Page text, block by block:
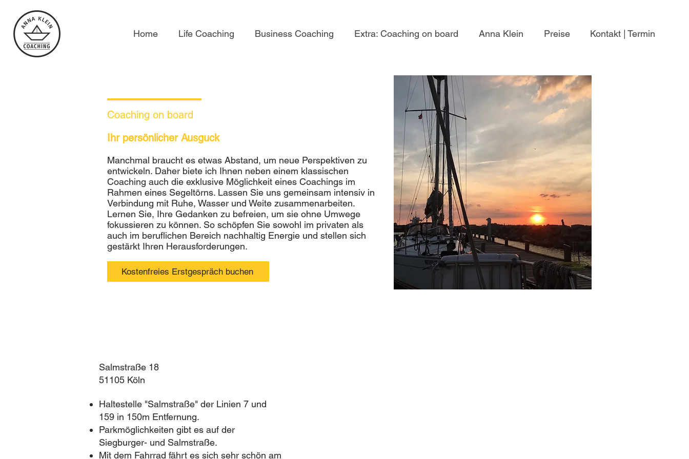
Home Life Coaching Business Coaching Extra: Coaching on board Anna Klein Preise Kontakt | Termin
Coaching on board
Ihr persönlicher Ausguck
Manchmal braucht es etwas Abstand, um neue Perspektiven zu
entwickeln. Daher biete ich Ihnen neben einem klassischen
Coaching auch die exklusive Möglichkeit eines Coachings im
Rahmen eines Segeltörns. Lassen Sie uns gemeinsam intensiv in
Verbindung mit Ruhe, Wasser und Weite zusammenarbeiten.
Lernen Sie, Ihre Gedanken zu befreien, um sie ohne Umwege
fokussieren zu können. So schöpfen Sie sowohl im privaten als
auch im beruflichen Bereich nachhaltig Energie und stellen sich
gestärkt Ihren Herausforderungen.
Kostenfreies Erstgespräch buchen
Salmstraße 18
51105 Köln
Haltestelle "Salmstraße" der Linien 7 und
159 in 150m Entfernung.
Parkmöglichkeiten gibt es auf der
Siegburger- und Salmstraße.
Mit dem Fahrrad fährt es sich sehr schön am